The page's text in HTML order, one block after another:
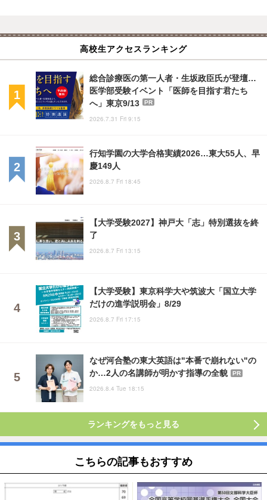
高校生アクセスランキング
総合診療医の第一人者・生坂政臣氏が登壇…
医学部受験イベント「医師を目指す君たち
へ」東京9/13
PR
2026.7.31 Fri 9:15
行知学園の大学合格実績2026…東大55人、早
慶149人
2026.8.7 Fri 18:45
【大学受験2027】神戸大「志」特別選抜を終
了
2026.8.7 Fri 13:15
【大学受験】東京科学大や筑波大「国立大学
だけの進学説明会」8/29
2026.8.7 Fri 17:15
なぜ河合塾の東大英語は"本番で崩れない"の
か…2人の名講師が明かす指導の全貌
PR
2026.8.4 Tue 18:15
ランキングをもっと見る
こちらの記事もおすすめ